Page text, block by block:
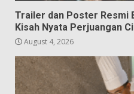
Trailer dan Poster Resmi
Kisah Nyata Perjuangan
August 4, 2026